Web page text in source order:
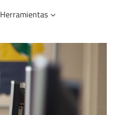
Herramientas